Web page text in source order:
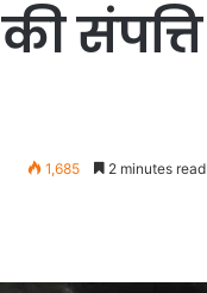
संपत्ति
1,685 2 minutes read